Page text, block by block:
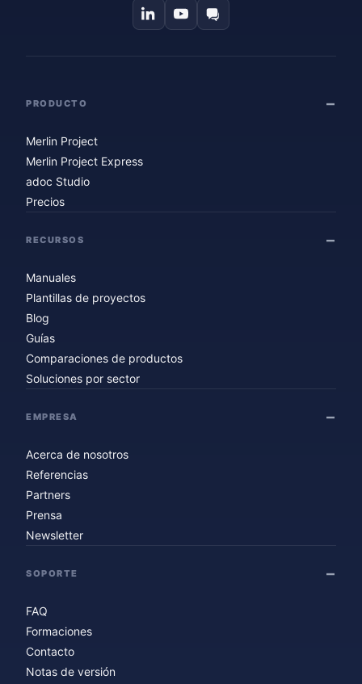
PRODUCTO
Merlin Project
Merlin Project Express
adoc Studio
Precios
RECURSOS
Manuales
Plantillas de proyectos
Blog
Guías
Comparaciones de productos
Soluciones por sector
EMPRESA
Acerca de nosotros
Referencias
Partners
Prensa
Newsletter
SOPORTE
FAQ
Formaciones
Contacto
Notas de versión